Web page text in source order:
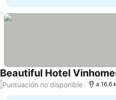
Beautiful Hotel
/Puntuación no disponible a 16.6